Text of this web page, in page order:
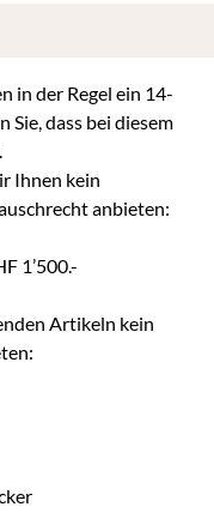
in der Regel ein 14-
Sie, dass bei diesem
Ihnen kein
anbieten:
1’500.-
Artikeln kein